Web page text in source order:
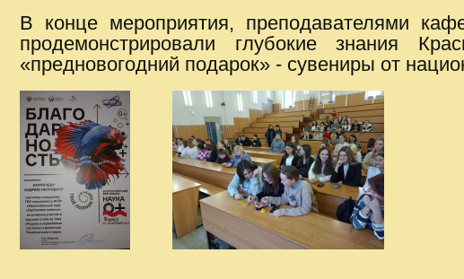
В конце мероприятия, преподавателями
продемонстрировали глубокие знания
«предновогодний подарок» - сувениры от